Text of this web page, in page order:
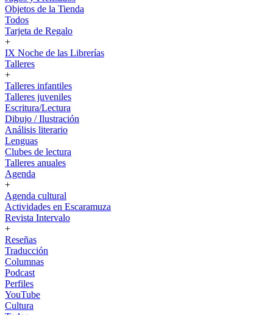
Objetos de la Tienda
Todos
Tarjeta de Regalo
+
IX Noche de las Librerías
Talleres
+
Talleres infantiles
Talleres juveniles
Escritura/Lectura
Dibujo / Ilustración
Análisis literario
Lenguas
Clubes de lectura
Talleres anuales
Agenda
+
Agenda cultural
Actividades en Escaramuza
Revista Intervalo
+
Reseñas
Traducción
Columnas
Podcast
Perfiles
YouTube
Cultura